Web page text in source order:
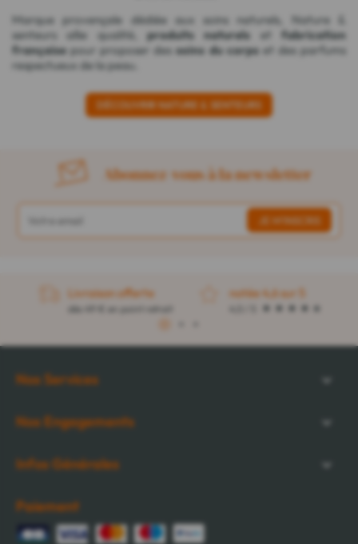
Marque provençale dédiée aux soins naturels, Nature &
senteurs allie qualité,produits naturels et fabrication
françaisepour proposer dessoins du corpset des parfums
respectueux de la peau.
DÉCOUVRIR NATURE & SENTEURS
Abonnez-vous à la newsletter
Livraison offerte
dès 49 € en point retrait
notée 4,6 sur 5
Nos Services
Nos Engagements
Infos Générales
Paiement